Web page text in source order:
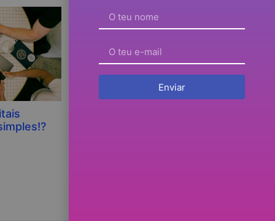
Enviar